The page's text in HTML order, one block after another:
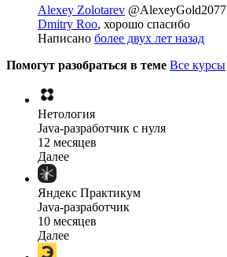
Alexey Zolotarev @AlexeyGold2077
Dmitry Roo, хорошо спасибо
Написано более двух лет назад
Помогут разобраться в теме Все курсы
Нетология
Java-разработчик с нуля
12 месяцев
Далее
Яндекс Практикум
Java-разработчик
10 месяцев
Далее